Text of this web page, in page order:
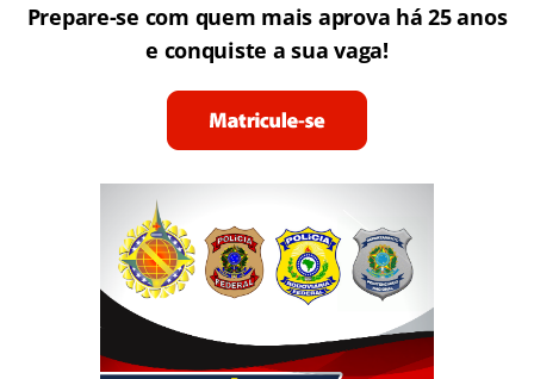
Prepare-se com quem mais aprova há 25 anos
e conquiste a sua vaga!